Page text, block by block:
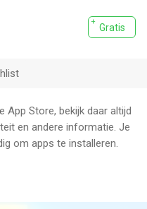
Gratis
App Store, bekijk daar altijd
en andere informatie. Je
om apps te installeren.
numbers game! It's not